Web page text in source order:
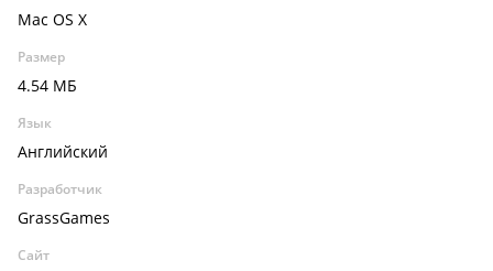
Mac OS X
Размер
4.54 МБ
Язык
Английский
Разработчик
GrassGames
Сайт